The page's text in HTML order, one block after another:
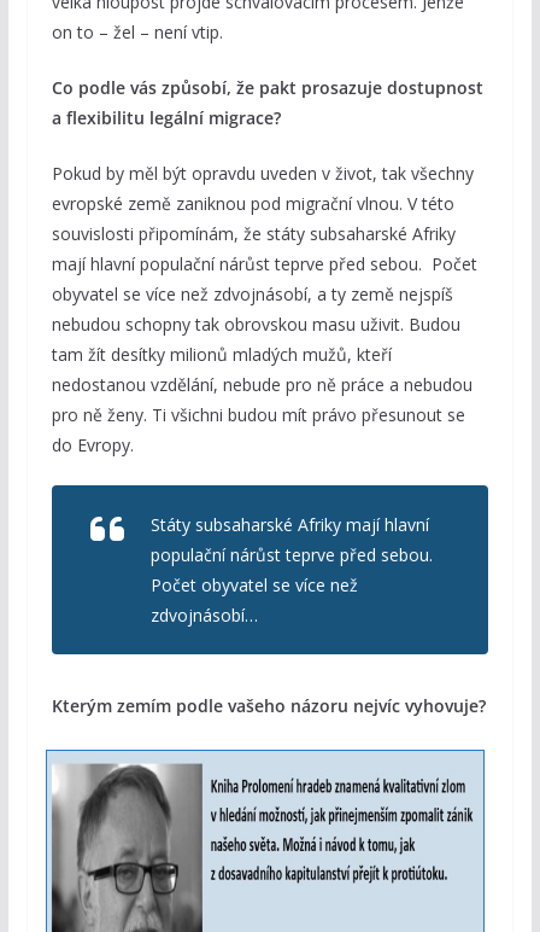
on to – žel – není vtip.
Co podle vás způsobí, že pakt prosazuje dostupnost
a flexibilitu legální migrace?
Pokud by měl být opravdu uveden v život, tak všechny
evropské země zaniknou pod migrační vlnou. V této
souvislosti připomínám, že státy subsaharské Afriky
mají hlavní populační nárůst teprve před sebou. Počet
obyvatel se více než zdvojnásobí, a ty země nejspíš
nebudou schopny tak obrovskou masu uživit. Budou
tam žít desítky milionů mladých mužů, kteří
nedostanou vzdělání, nebude pro ně práce a nebudou
pro ně ženy. Ti všichni budou mít právo přesunout se
do Evropy.
Státy subsaharské Afriky mají hlavní
populační nárůst teprve před sebou.
Počet obyvatel se více než
zdvojnásobí…
Kterým zemím podle vašeho názoru nejvíc vyhovuje?